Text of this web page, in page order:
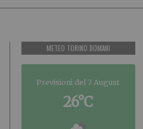
METEO TORINO DOMANI
Previsioni del 7 August
26°C